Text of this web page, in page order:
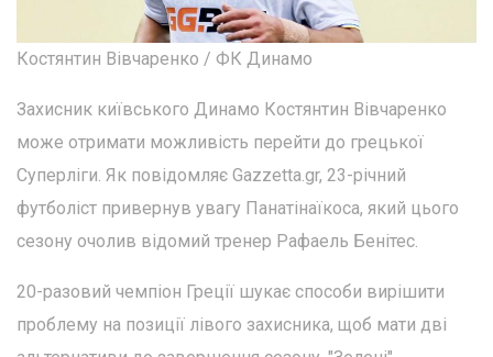
Костянтин Вівчаренко / ФК Динамо
Захисник київського Динамо Костянтин Вівчаренко
може отримати можливість перейти до грецької
Суперліги. Як повідомляє Gazzetta.gr, 23-річний
футболіст привернув увагу Панатінаїкоса, який цього
сезону очолив відомий тренер Рафаель Бенітес.
20-разовий чемпіон Греції шукає способи вирішити
проблему на позиції лівого захисника, щоб мати дві